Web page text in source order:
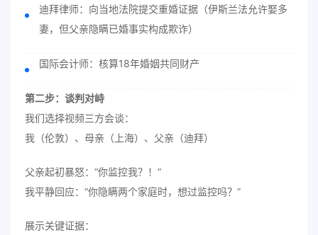
迪拜律师：向当地法院提交重婚证据（伊斯兰法允许娶多
妻，但父亲隐瞒已婚事实构成欺诈）
国际会计师：核算18年婚姻共同财产
第二步：谈判对峙
我们选择视频三方会谈：
我（伦敦）、母亲（上海）、父亲（迪拜）
父亲起初暴怒：“你监控我？！”
我平静回应：“你隐瞒两个家庭时，想过监控吗？”
展示关键证据：